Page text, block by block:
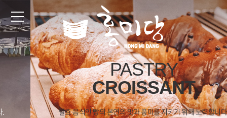
PASTRY
CROISSANT
발효 음식인 빵의 본연의 맛과 풍미를 지키기 위해 노력합니다.